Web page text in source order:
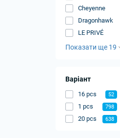
Cheyenne
Dragonhawk
LE PRIVÉ
Показати ще 19
Варіант
16 pcs 52
1 pcs 798
20 pcs 638